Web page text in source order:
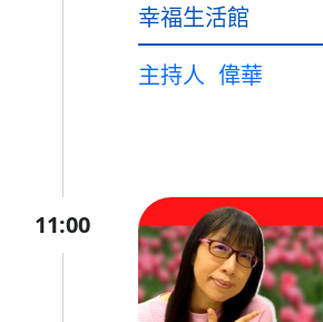
幸福生活館
主持人 偉華
11:00